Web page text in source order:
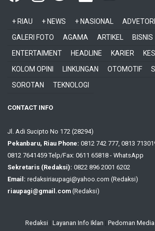
+ RIAU + NEWS + NASIONAL
GALERI FOTO
AGAMA ARTIKEL
BISNIS
ENTERTAIMENT
HEADLINE KARIER
KOLOM OPINI
LINKUNGAN OTOMOTIF
SOROTAN
TEKNOLOGI
CONTACT INFO
Jl. Adi Sucipto No 172 (28294)
Pekanbaru, Riau Phone: 0812 742 777, 0813
0812 7641459 Telp/Fax: 0611 65818 - WhatsApp
Sekretaris (Redaksi): 0822 896 2001 6202
Email: redaksiriaupagi@yahoo.com (Redaksi)
riaupagi@gmail.com (Redaksi)
Redaksi Layanan Info Iklan Pedoman